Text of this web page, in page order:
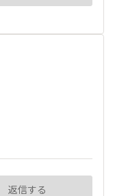
返信する